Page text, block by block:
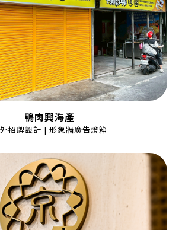
鴨肉興海產
招牌設計 | 形象牆廣告燈箱